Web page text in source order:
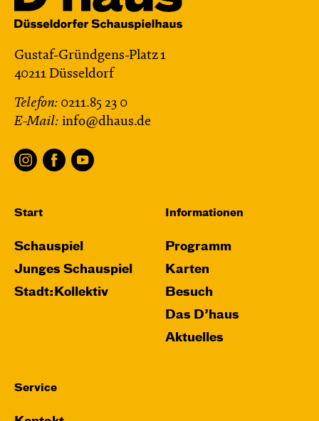
Gustaf-Gründgens-Platz 1
40211 Düsseldorf
Telefon: 0211.85 23 0
E-Mail: info@dhaus.de
Start
Schauspiel
Junges Schauspiel
Stadt:Kollektiv
Informationen
Programm
Karten
Besuch
Das D’haus
Aktuelles
Service